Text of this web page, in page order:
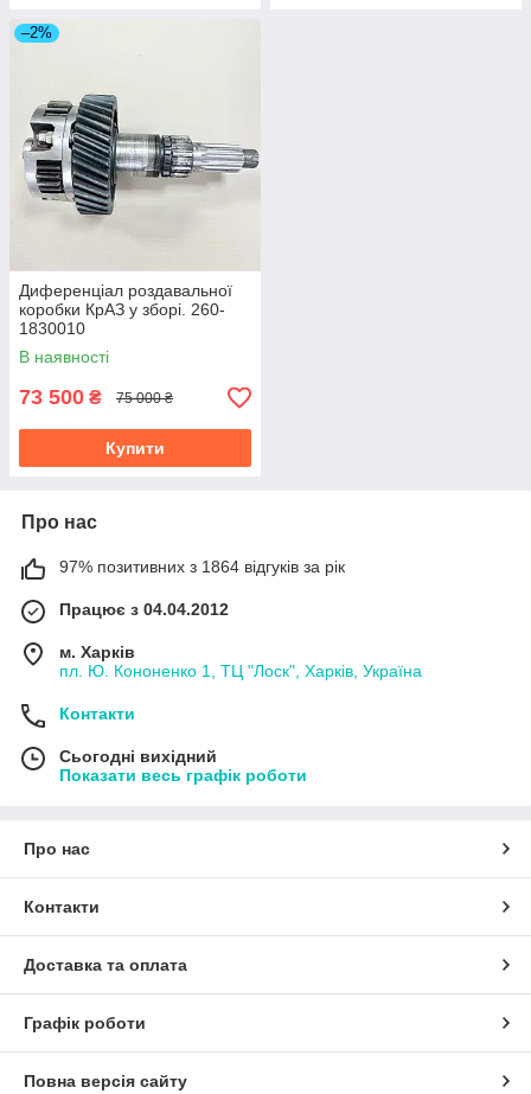
–2%
Диференціал роздавальної
коробки КрАЗ у зборі. 260-
1830010
В наявності
73 500 ₴ 75 000 ₴
Купити
Про нас
97% позитивних з 1864 відгуків за рік
Працює з 04.04.2012
м. Харків
пл. Ю. Кононенко 1, ТЦ "Лоск", Харків, Україна
Контакти
Сьогодні вихідний
Показати весь графік роботи
Про нас
Контакти
Доставка та оплата
Графік роботи
Повна версія сайту